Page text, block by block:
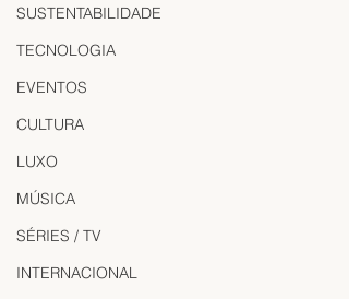
SUSTENTABILIDADE
TECNOLOGIA
EVENTOS
CULTURA
LUXO
MÚSICA
SÉRIES / TV
INTERNACIONAL